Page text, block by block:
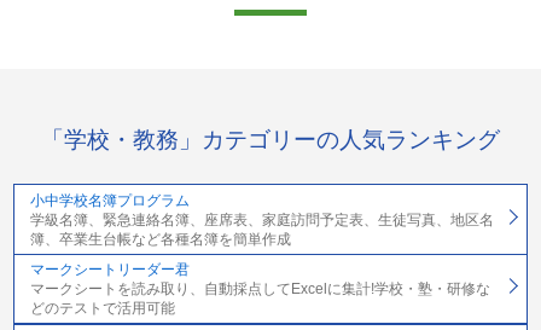
「学校・教務」カテゴリーの人気ランキング
小中学校名簿プログラム
学級名簿、緊急連絡名簿、座席表、家庭訪問予定表、生徒写真、地区名
簿、卒業生台帳など各種名簿を簡単作成
マークシートリーダー君
マークシートを読み取り、自動採点してExcelに集計!学校・塾・研修な
どのテストで活用可能